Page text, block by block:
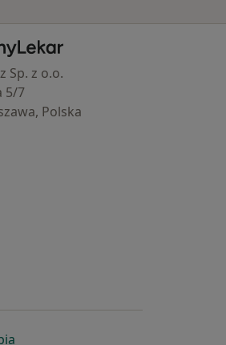
stránka
Sp. z o.o.
5/7
Polska
záložce
v nové záložce
se otevře v nové záložce